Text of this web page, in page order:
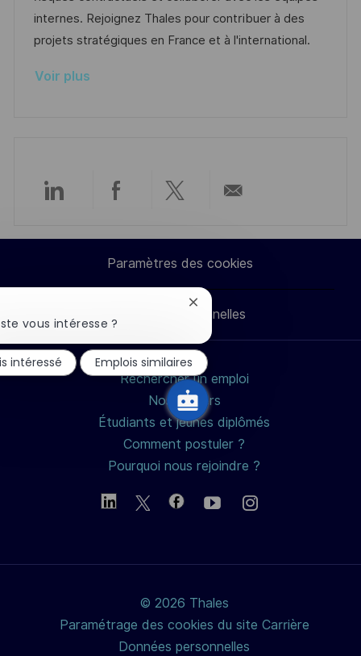
e
s
a
’
a
f
g
e
n
e
g
o
i
internes. Rejoignez Thales pour contribuer à des
projets stratégiques en France et à l'international.
Voir plus
Partager
via
LinkedIn
Partager
via
Facebook
Partager
via
twitter
par
e-
mail
Paramètres des cookies
Données personnelles
Rechercher un emploi
Nos métiers
Étudiants et jeunes diplômés
Comment postuler ?
Pourquoi nous rejoindre ?
© 2026 Thales
Paramétrage des cookies du site Carrière
Données personnelles
vous intéresse ?
Fermer
notification
du
chatbot
intéressé Emplois similaires